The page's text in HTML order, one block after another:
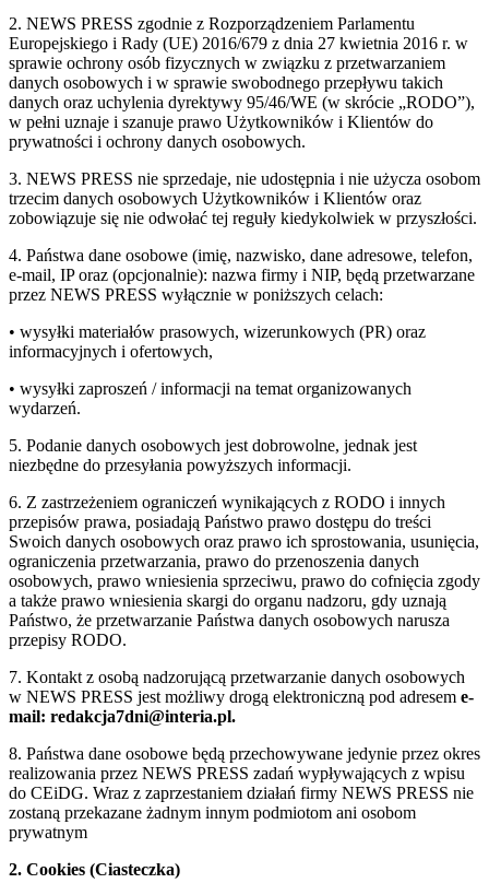
2. NEWS PRESS zgodnie z Rozporządzeniem Parlamentu
Europejskiego i Rady (UE) 2016/679 z dnia 27 kwietnia 2016 r. w
sprawie ochrony osób fizycznych w związku z przetwarzaniem
danych osobowych i w sprawie swobodnego przepływu takich
danych oraz uchylenia dyrektywy 95/46/WE (w skrócie „RODO”),
w pełni uznaje i szanuje prawo Użytkowników i Klientów do
prywatności i ochrony danych osobowych.
3. NEWS PRESS nie sprzedaje, nie udostępnia i nie użycza osobom
trzecim danych osobowych Użytkowników i Klientów oraz
zobowiązuje się nie odwołać tej reguły kiedykolwiek w przyszłości.
4. Państwa dane osobowe (imię, nazwisko, dane adresowe, telefon,
e-mail, IP oraz (opcjonalnie): nazwa firmy i NIP, będą przetwarzane
przez NEWS PRESS wyłącznie w poniższych celach:
• wysyłki materiałów prasowych, wizerunkowych (PR) oraz
informacyjnych i ofertowych,
• wysyłki zaproszeń / informacji na temat organizowanych
wydarzeń.
5. Podanie danych osobowych jest dobrowolne, jednak jest
niezbędne do przesyłania powyższych informacji.
6. Z zastrzeżeniem ograniczeń wynikających z RODO i innych
przepisów prawa, posiadają Państwo prawo dostępu do treści
Swoich danych osobowych oraz prawo ich sprostowania, usunięcia,
ograniczenia przetwarzania, prawo do przenoszenia danych
osobowych, prawo wniesienia sprzeciwu, prawo do cofnięcia zgody
a także prawo wniesienia skargi do organu nadzoru, gdy uznają
Państwo, że przetwarzanie Państwa danych osobowych narusza
przepisy RODO.
7. Kontakt z osobą nadzorującą przetwarzanie danych osobowych
w NEWS PRESS jest możliwy drogą elektroniczną pod adresem e-
mail: redakcja7dni@interia.pl.
8. Państwa dane osobowe będą przechowywane jedynie przez okres
realizowania przez NEWS PRESS zadań wypływających z wpisu
do CEiDG. Wraz z zaprzestaniem działań firmy NEWS PRESS nie
zostaną przekazane żadnym innym podmiotom ani osobom
prywatnym
2. Cookies (Ciasteczka)